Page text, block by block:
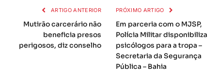
ARTIGO ANTERIOR
Mutirão carcerário não
beneficia presos
perigosos, diz conselho
PRÓXIMO ARTIGO
Em parceria com o MJSP,
Polícia Militar disponibiliza
psicólogos para a tropa –
Secretaria da Segurança
Pública – Bahia